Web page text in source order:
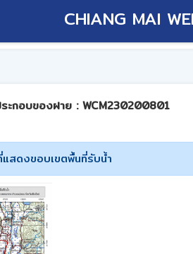
CHIANG MAI
ะกอบของฝาย : WCM230200801
สดงขอบเขตพื้นที่รับน้ำ